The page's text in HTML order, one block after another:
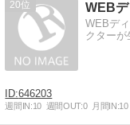
20 WEB
WEBデ
クターが
646203
週間IN:10 週間OUT:0 月間IN:10